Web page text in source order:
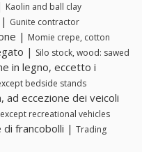
Kaolin and ball clay
Gunite contractor
| Momie crepe, cotton
| Silo stock, wood: sawed
in legno, eccetto i
bedside stands
eccezione dei veicoli
recreational vehicles
di francobolli | Trading